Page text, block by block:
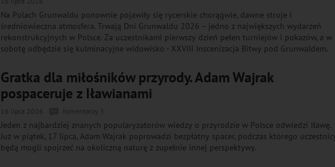
Na Polach Grunwaldu ponownie pojawiły się rycerskie chorągwie, dawne stroje i
średniowieczna atmosfera. Trwają Dni Grunwaldu 2026 – jedno z największych wydarzeń
rekonstrukcyjnych w Polsce. Za uczestnikami pierwszy dzień pełen turniejów i pokazów, a w
sobotę odbędzie się kulminacyjne widowisko - XXVIII Inscenizacja Bitwy pod Grunwaldem.
Gratka dla miłośników przyrody. Adam Wajrak
pospaceruje z Iławianami
16 lipca 2026
Jeden z najbardziej znanych popularyzatorów wiedzy o przyrodzie w Polsce odwiedzi Iławę.
Już w piątek, 17 lipca, Adam Wajrak poprowadzi bezpłatny spacer, podczas którego
będą mogli spojrzeć na okoliczną naturę z zupełnie innej perspektywy.